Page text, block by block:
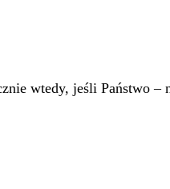
wtedy, jeśli Państwo